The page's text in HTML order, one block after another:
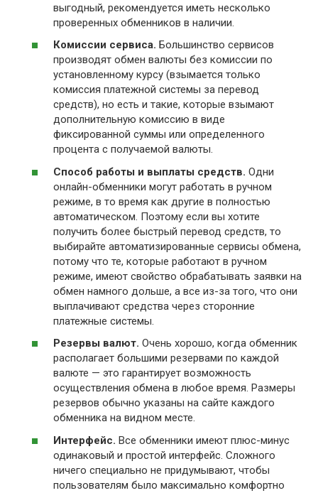
выгодный, рекомендуется иметь несколько
проверенных обменников в наличии.
Комиссии сервиса. Большинство сервисов
производят обмен валюты без комиссии по
установленному курсу (взымается только
комиссия платежной системы за перевод
средств), но есть и такие, которые взымают
дополнительную комиссию в виде
фиксированной суммы или определенного
процента с получаемой валюты.
Способ работы и выплаты средств. Одни
онлайн-обменники могут работать в ручном
режиме, в то время как другие в полностью
автоматическом. Поэтому если вы хотите
получить более быстрый перевод средств, то
выбирайте автоматизированные сервисы обмена,
потому что те, которые работают в ручном
режиме, имеют свойство обрабатывать заявки на
обмен намного дольше, а все из-за того, что они
выплачивают средства через сторонние
платежные системы.
Резервы валют. Очень хорошо, когда обменник
располагает большими резервами по каждой
валюте — это гарантирует возможность
осуществления обмена в любое время. Размеры
резервов обычно указаны на сайте каждого
обменника на видном месте.
Интерфейс. Все обменники имеют плюс-минус
одинаковый и простой интерфейс. Сложного
ничего специально не придумывают, чтобы
пользователям было максимально комфортно